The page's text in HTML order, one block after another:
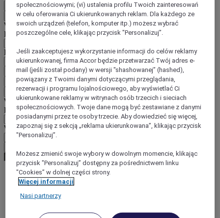
Wstecz
Wybierz kraj i język poniżej
Region
Kraj/region-język
Potwierdź kraj i język
EUR (€)
Wstecz
Wybierz walutę poniżej
Region
Waluta
World
Europe
Western Loire
społecznościowymi; (vi) ustalenia profilu Twoich zainteresowań
w celu oferowania Ci ukierunkowanych reklam. Dla każdego ze
swoich urządzeń (telefon, komputer itp.) możesz wybrać
poszczególne cele, klikając przycisk "Personalizuj”.
Jeśli zaakceptujesz wykorzystanie informacji do celów reklamy
ukierunkowanej, firma Accor będzie przetwarzać Twój adres e-
mail (jeśli został podany) w wersji "shashowanej” (hashed),
powiązany z Twoimi danymi dotyczącymi przeglądania,
rezerwacji i programu lojalnościowego, aby wyświetlać Ci
ukierunkowane reklamy w witrynach osób trzecich i sieciach
społecznościowych. Twoje dane mogą być zestawiane z danymi
posiadanymi przez te osoby trzecie. Aby dowiedzieć się więcej,
zapoznaj się z sekcją „reklama ukierunkowana”, klikając przycisk
"Personalizuj”.
Możesz zmienić swoje wybory w dowolnym momencie, klikając
przycisk "Personalizuj” dostępny za pośrednictwem linku
"Cookies” w dolnej części strony.
Więcej informacji
Nasi partnerzy